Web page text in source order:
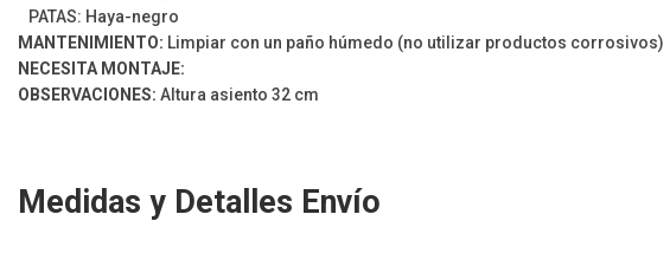
PATAS: Haya-negro
MANTENIMIENTO: Limpiar con un paño húmedo (no utilizar productos corrosivos)
NECESITA MONTAJE:
OBSERVACIONES: Altura asiento 32 cm
Medidas y Detalles Envío